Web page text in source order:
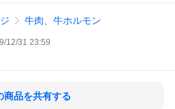
ー◇
牛肉、牛ホルモン
12/31 23:59
商品を共有する